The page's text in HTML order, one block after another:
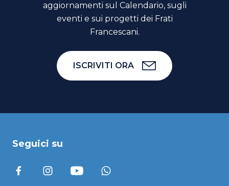
aggiornamenti sul Calendario, sugli
eventi e sui progetti dei Frati
Francescani.
ISCRIVITI ORA
Seguici su